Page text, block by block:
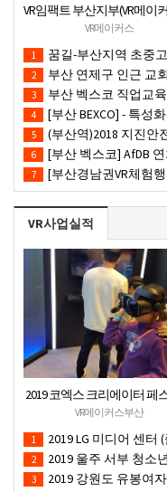
VR임팩트 부산지부(VR메이
산) 지역기관 무료VR체험서
제공
VR메이커스
1 꿈길-부산지역 초중고대상 VR
2 부산 연제구 인근 교
3 부산 벡스코 직업교육
4 [부산 BEXCO] - 특성화고&제대군
5 (부산역)2018 지진안
6 [부산 벡스코] AfDB 연차
7 [부산경남권VR체험
VR사업실적
2019 코엑스 크리에이터 페
VR체험 부스 (인기 VR 체험) -
탈대여 행사
VR메이커스부산
1 2019 LG 미디어 센터 (졸음운전
2 2019 울주 서부 청소
3 2019 강원도 유봉여자 중학교(학